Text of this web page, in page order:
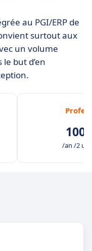
au PGI/ERP de
surtout aux
un volume
le but d’en
/an /2